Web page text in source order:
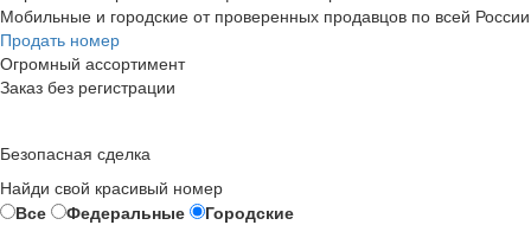
Мобильные и городские от проверенных продавцов по всей России
Продать номер
Огромный ассортимент
Заказ без регистрации
Безопасная сделка
Найди свой красивый номер
Все
Федеральные
Городские